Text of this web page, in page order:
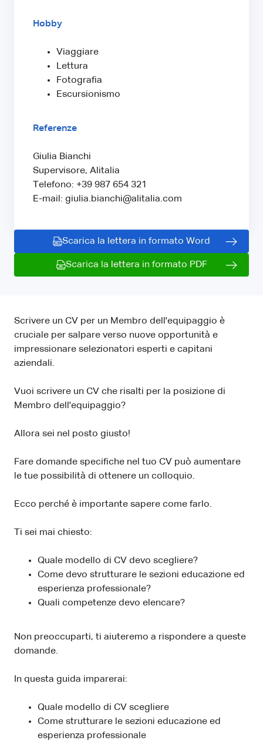
Hobby
Viaggiare
Lettura
Fotografia
Escursionismo
Referenze
Giulia Bianchi
Supervisore, Alitalia
Telefono: +39 987 654 321
E-mail: giulia.bianchi@alitalia.com
Scarica la lettera in formato Word
Scarica la lettera in formato PDF
Scrivere un CV per un Membro dell'equipaggio è
cruciale per salpare verso nuove opportunità e
impressionare selezionatori esperti e capitani
aziendali.
Vuoi scrivere un CV che risalti per la posizione di
Membro dell'equipaggio?
Allora sei nel posto giusto!
Fare domande specifiche nel tuo CV può aumentare
le tue possibilità di ottenere un colloquio.
Ecco perché è importante sapere come farlo.
Ti sei mai chiesto:
Quale modello di CV devo scegliere?
Come devo strutturare le sezioni educazione ed
esperienza professionale?
Quali competenze devo elencare?
Non preoccuparti, ti aiuteremo a rispondere a queste
domande.
In questa guida imparerai:
Quale modello di CV scegliere
Come strutturare le sezioni educazione ed
esperienza professionale